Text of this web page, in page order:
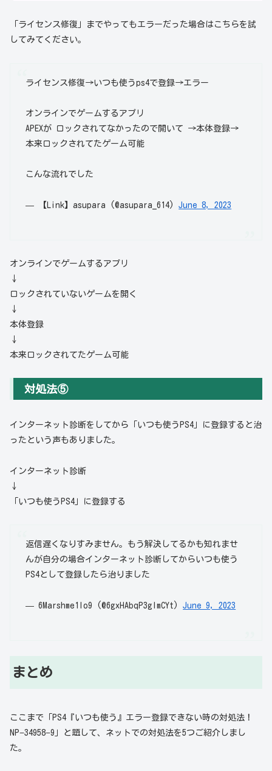
「ライセンス修復」までやってもエラーだった場合はこちらを試
してみてください。
ライセンス修復→いつも使うps4で登録→エラー
オンラインでゲームするアプリ
APEXが ロックされてなかったので開いて →本体登録→
本来ロックされてたゲーム可能
こんな流れでした
— 【Link】asupara (@asupara_614)June 8, 2023
オンラインでゲームするアプリ
↓
ロックされていないゲームを開く
↓
本体登録
↓
本来ロックされてたゲーム可能
対処法⑤
インターネット診断をしてから「いつも使うPS4」に登録すると治
ったという声もありました。
インターネット診断
↓
「いつも使うPS4」に登録する
返信遅くなりすみません。もう解決してるかも知れませ
んが自分の場合インターネット診断してからいつも使う
PS4として登録したら治りました
— 6Marshme1lo9 (@6gxHAbqP3glmCYt)June 9, 2023
まとめ
ここまで「PS4『いつも使う』エラー登録できない時の対処法！
NP−34958−9」と題して、ネットでの対処法を5つご紹介しまし
た。